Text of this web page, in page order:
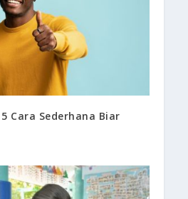
Cara Sederhana Biar